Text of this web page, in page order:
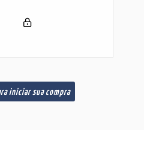
iniciar sua compra